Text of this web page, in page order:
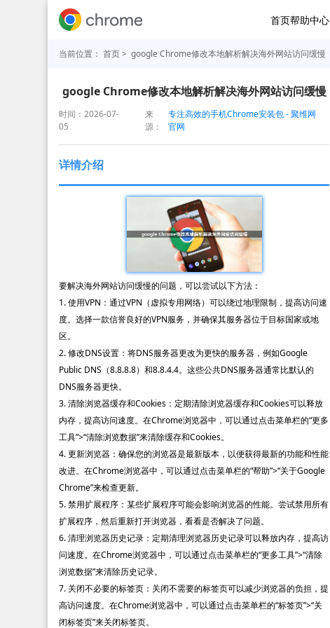
首页帮助中心
当前位置： 首页> google Chrome修改本地解析解决海外网站访问缓慢
google Chrome修改本地解析解决海外网站访问缓慢
时间：2026-07-
05
来
源：
专注高效的手机Chrome安装包 - 聚维网
官网
详情介绍
要解决海外网站访问缓慢的问题，可以尝试以下方法：
1. 使用VPN：通过VPN（虚拟专用网络）可以绕过地理限制，提高访问速
度。选择一款信誉良好的VPN服务，并确保其服务器位于目标国家或地
区。
2. 修改DNS设置：将DNS服务器更改为更快的服务器，例如Google
Public DNS（8.8.8.8）和8.8.4.4。这些公共DNS服务器通常比默认的
DNS服务器更快。
3. 清除浏览器缓存和Cookies：定期清除浏览器缓存和Cookies可以释放
内存，提高访问速度。在Chrome浏览器中，可以通过点击菜单栏的“更多
工具”>“清除浏览数据”来清除缓存和Cookies。
4. 更新浏览器：确保您的浏览器是最新版本，以便获得最新的功能和性能
改进。在Chrome浏览器中，可以通过点击菜单栏的“帮助”>“关于Google
Chrome”来检查更新。
5. 禁用扩展程序：某些扩展程序可能会影响浏览器的性能。尝试禁用所有
扩展程序，然后重新打开浏览器，看看是否解决了问题。
6. 清理浏览器历史记录：定期清理浏览器历史记录可以释放内存，提高访
问速度。在Chrome浏览器中，可以通过点击菜单栏的“更多工具”>“清除
浏览数据”来清除历史记录。
7. 关闭不必要的标签页：关闭不需要的标签页可以减少浏览器的负担，提
高访问速度。在Chrome浏览器中，可以通过点击菜单栏的“标签页”>“关
闭标签页”来关闭标签页。